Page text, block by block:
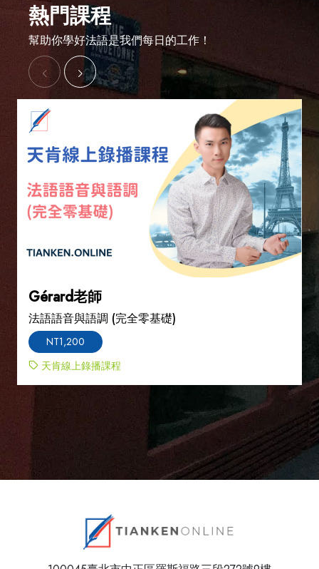
熱門課程
幫助你學好法語是我們每日的工作！
Gérard老師
法語語音與語調 (完全零基礎)
NT1,200
天肯線上錄播課程